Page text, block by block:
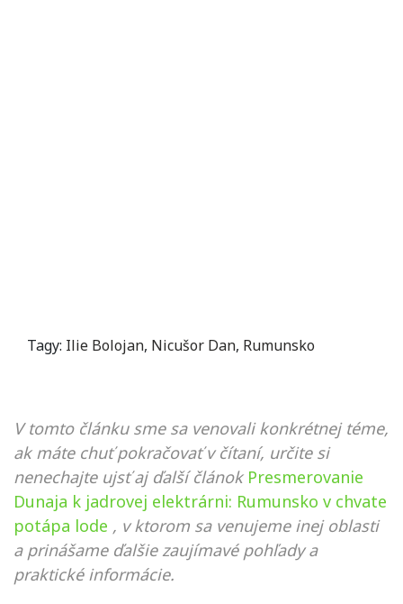
Tagy: Ilie Bolojan, Nicušor Dan, Rumunsko
V tomto článku sme sa venovali konkrétnej téme,
ak máte chuť pokračovať v čítaní, určite si
nenechajte ujsť aj ďalší článok Presmerovanie
Dunaja k jadrovej elektrárni: Rumunsko v chvate
potápa lode , v ktorom sa venujeme inej oblasti
a prinášame ďalšie zaujímavé pohľady a
praktické informácie.